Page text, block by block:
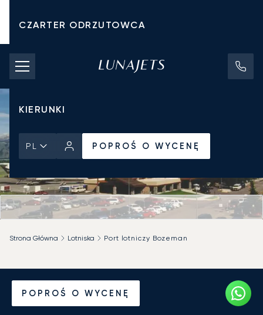
CZARTER ODRZUTOWCA
KOSZTY CZARTERU
PRYWATNE ODRZUTOWCE
KIERUNKI
PL POPROŚ O WYCENĘ
POPROŚ O WYCENĘ
Strona Główna Lotniska Port lotniczy Bozeman
Prywatny odrzutowiec na
Port lotniczy Bozeman